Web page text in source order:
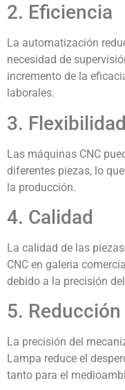
2. Eficiencia
La automatización
necesidad de
incremento de la
laborales.
3. Flexibilidad
Las máquinas CNC
diferentes piezas, lo
la producción.
4. Calidad
La calidad de las
CNC en galeria
debido a la precisión
5.
La precisión del
Lampa reduce el
tanto para el